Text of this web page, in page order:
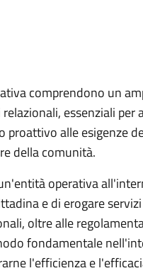
comprendono un
essenziali
proattivo alle esigenze
della comunità.
operativa
e di erogare
oltre alle
fondamentale
l'efficienza e